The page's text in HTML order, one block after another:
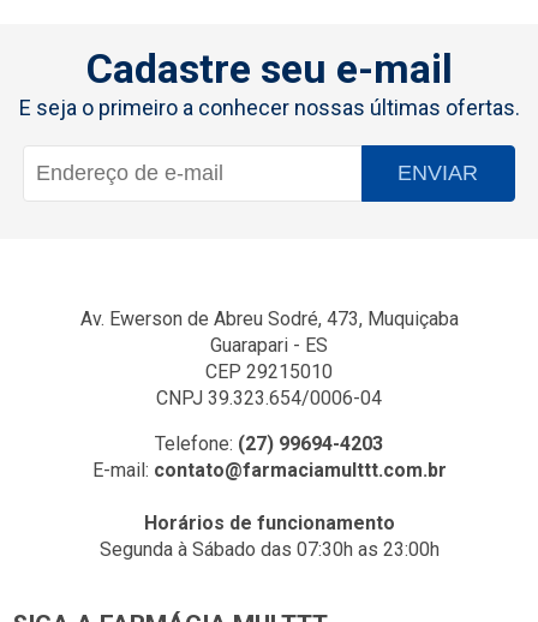
Cadastre seu e-mail
E seja o primeiro a conhecer nossas últimas ofertas.
ENVIAR
Av. Ewerson de Abreu Sodré, 473, Muquiçaba
Guarapari - ES
CEP 29215010
CNPJ 39.323.654/0006-04
Telefone: (27) 99694-4203
E-mail: contato@farmaciamulttt.com.br
Horários de funcionamento
Segunda à Sábado das 07:30h as 23:00h